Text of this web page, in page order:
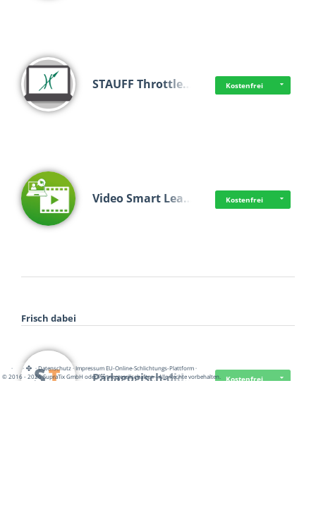
STAUFF Throttle… Kostenfrei
Video Smart Lea… Kostenfrei
Frisch dabei
Pädagogisch-did… Kostenfrei
· · ·Datenschutz·Impressum EU-Online-Schlichtungs-Plattform·
© 2016 - 2026 SupraTix GmbH oder Partnergesellschaften - Alle Rechte vorbehalten.